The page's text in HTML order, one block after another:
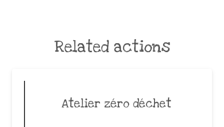
Related actions
Atelier zéro déchet